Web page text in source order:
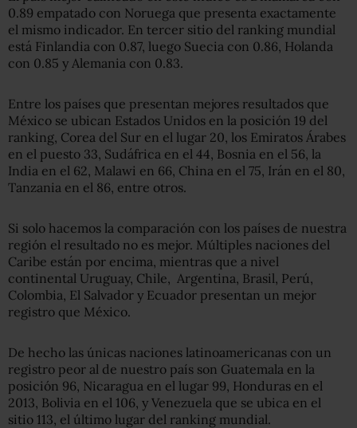
0.89 empatado con Noruega que presenta exactamente
el mismo indicador. En tercer sitio del ranking mundial
está Finlandia con 0.87, luego Suecia con 0.86, Holanda
con 0.85 y Alemania con 0.83.
Entre los países que presentan mejores resultados que
México se ubican Estados Unidos en la posición 19 del
ranking, Corea del Sur en el lugar 20, los Emiratos Árabes
en el puesto 33, Sudáfrica en el 44, Bosnia en el 56, la
India en el 62, Malawi en 66, China en el 75, Irán en el 80,
Tanzania en el 86, entre otros.
Si solo hacemos la comparación con los países de nuestra
región el resultado no es mejor. Múltiples naciones del
Caribe están por encima, mientras que a nivel
continental Uruguay, Chile, Argentina, Brasil, Perú,
Colombia, El Salvador y Ecuador presentan un mejor
registro que México.
De hecho las únicas naciones latinoamericanas con un
registro peor al de nuestro país son Guatemala en la
posición 96, Nicaragua en el lugar 99, Honduras en el
2013, Bolivia en el 106, y Venezuela que se ubica en el
sitio 113, el último lugar del ranking mundial.